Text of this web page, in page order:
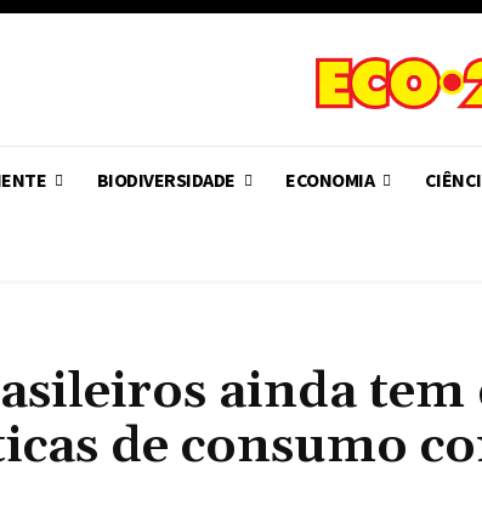
BIODIVERSIDADE ECONOMIA
ainda
de consumo